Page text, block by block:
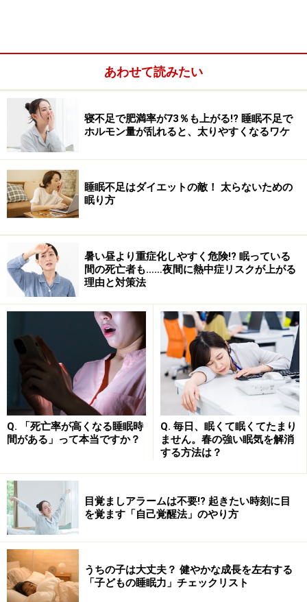
不眠症の治療の１つに、認知行動療法があります。軽症
の人にはこれ単独で効果があり、頑固な不眠の場合で
も、薬による治療と平行して行なわれています。
不眠を何とかしようと焦ってますます眠れなくなる「精
神生理性不眠症」や、本当は十分に眠っているのによく
眠れないと思い込む「睡眠状態誤認」には、認知行動療
法の１つである睡眠制限療法 が有効です。
睡眠は「時間×質」が重要で、特に深くて大切な良質の睡
眠は、最初の３時間ほどに現れます。必要以上に長い時
間眠っていると、浅い眠りばかりが増えて、睡眠の質は
低下してしまいます。
ところが、不眠を訴える人の多くは、睡眠の質よりも睡
眠時間に気がとられてしまいがちです。そのため、少し
でも睡眠時間を稼ごうとして、よく眠れないのに寝床に
あわせて読みたい
寝不足で肥満率が73％も上がる!? 睡眠不足で
ホルモン量が乱れると、太りやすくなるワケ
睡眠不足はダイエットの敵！ 太らないための
眠り方
暑い昼より重症化しやすく危険!? 眠っている
間の死亡者も……夜間に熱中症リスクが上がる
理由と対策法
Q. 「死亡率が高くなる睡眠時
間がある」って本当ですか？
Q. 毎日、眠くて眠くてたまり
ません。春の強い眠気を解消
する方法は？
目覚ましアラームは不要!? 起きたい時刻に目
を覚ます「自己覚醒法」のやり方
うちの子は大丈夫？ 健やかな成長を左右する
「子どもの睡眠力」チェックリスト